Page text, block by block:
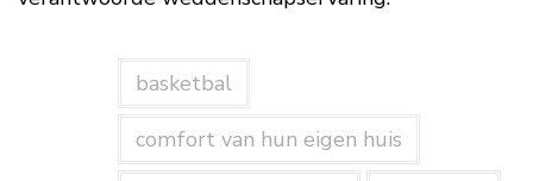
basketbal
comfort van hun eigen huis